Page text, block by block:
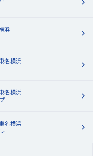
浜
名横浜
名横浜
名横浜
ー